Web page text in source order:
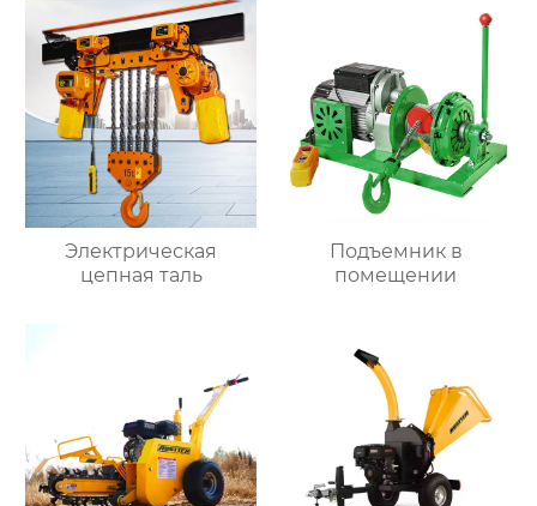
Электрическая
цепная таль
Подъемник в
помещении